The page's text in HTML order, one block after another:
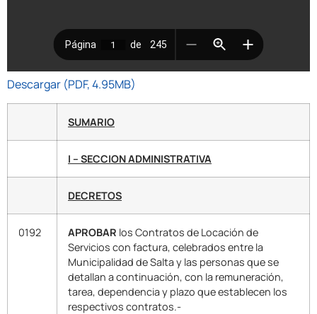
Descargar (PDF, 4.95MB)
SUMARIO
I – SECCION ADMINISTRATIVA
DECRETOS
0192 APROBAR los Contratos de Locación de
Servicios con factura, celebrados entre la
Municipalidad de Salta y las personas que se
detallan a continuación, con la remuneración,
tarea, dependencia y plazo que establecen los
respectivos contratos.-